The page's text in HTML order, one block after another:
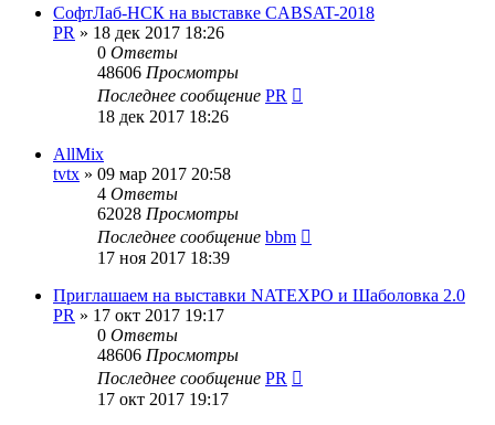
СофтЛаб-НСК на выставке CABSAT-2018
PR » 18 дек 2017 18:26
0 Ответы
48606 Просмотры
Последнее сообщение PR
18 дек 2017 18:26
AllMix
tvtx » 09 мар 2017 20:58
4 Ответы
62028 Просмотры
Последнее сообщение bbm
17 ноя 2017 18:39
Приглашаем на выставки NATEXPO и Шаболовка 2.0
PR » 17 окт 2017 19:17
0 Ответы
48606 Просмотры
Последнее сообщение PR
17 окт 2017 19:17